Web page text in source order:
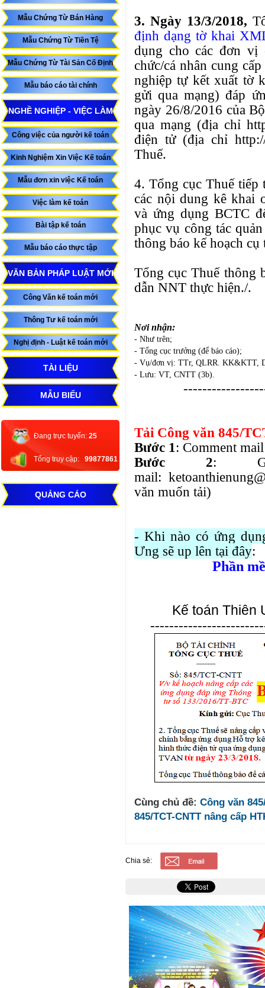
Mẫu Chứng Từ Bán Hàng
Mẫu Chứng Từ Tiền Tệ
Mẫu Chứng Từ Tài Sản Cố Định
Mẫu báo cáo tài chính
NGHỀ NGHIỆP - VIỆC LÀM
Công việc của người kế toán
Kinh Nghiệm Xin Việc Kế toán
Mẫu đơn xin việc Kế toán
Việc làm kế toán
Bài tập kế toán
Mẫu báo cáo thực tập
VĂN BẢN PHÁP LUẬT MỚI
Công Văn kế toán mới
Thông Tư kế toán mới
Nghị định - Luật kế toán mới
TÀI LIỆU
MẪU BIỂU
Đang trực tuyến: 25
Tổng truy cập: 99877861
QUẢNG CÁO
3. Ngày 13/3/2018,
định dạng tờ khai
dụng cho các đơn vị
chức/cá nhân cung
nghiệp tự kết xuất tờ
gửi qua mạng) đáp
ngày 26/8/2016 của
qua mạng (địa chỉ
điện tử (địa chỉ
Thuế.
4. Tổng cục Thuế tiếp
các nội dung kê khai
và ứng dụng BCTC
phục vụ công tác
thông báo kế hoạch cụ
Tổng cục Thuế thông
dẫn NNT thực hiện./.
Nơi nhận:
- Như trên;
- Tổng cục trưởng (để báo cáo);
- Vụ/đơn vị: TTr, QLRR. KK&KTT,
- Lưu: VT, CNTT (3b).
Tải Công văn 845/
Bước 1: Comment
Bước 2:
mail:
văn muốn tải)
- Khi nào có ứng
Ưng sẽ up lên tại đây:
Phần
Kế toán Thiên
Cùng chủ đề: Công văn
845/TCT-CNTT nâng cấp
Chia sẻ: